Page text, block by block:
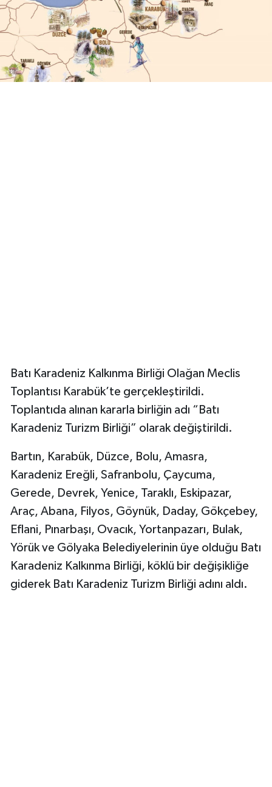
Batı Karadeniz Kalkınma Birliği Olağan Meclis
Toplantısı Karabük’te gerçekleştirildi.
Toplantıda alınan kararla birliğin adı “Batı
Karadeniz Turizm Birliği” olarak değiştirildi.
Bartın, Karabük, Düzce, Bolu, Amasra,
Karadeniz Ereğli, Safranbolu, Çaycuma,
Gerede, Devrek, Yenice, Taraklı, Eskipazar,
Araç, Abana, Filyos, Göynük, Daday, Gökçebey,
Eflani, Pınarbaşı, Ovacık, Yortanpazarı, Bulak,
Yörük ve Gölyaka Belediyelerinin üye olduğu Batı
Karadeniz Kalkınma Birliği, köklü bir değişikliğe
giderek Batı Karadeniz Turizm Birliği adını aldı.
Sinema
Sivil Toplum
Siyaset